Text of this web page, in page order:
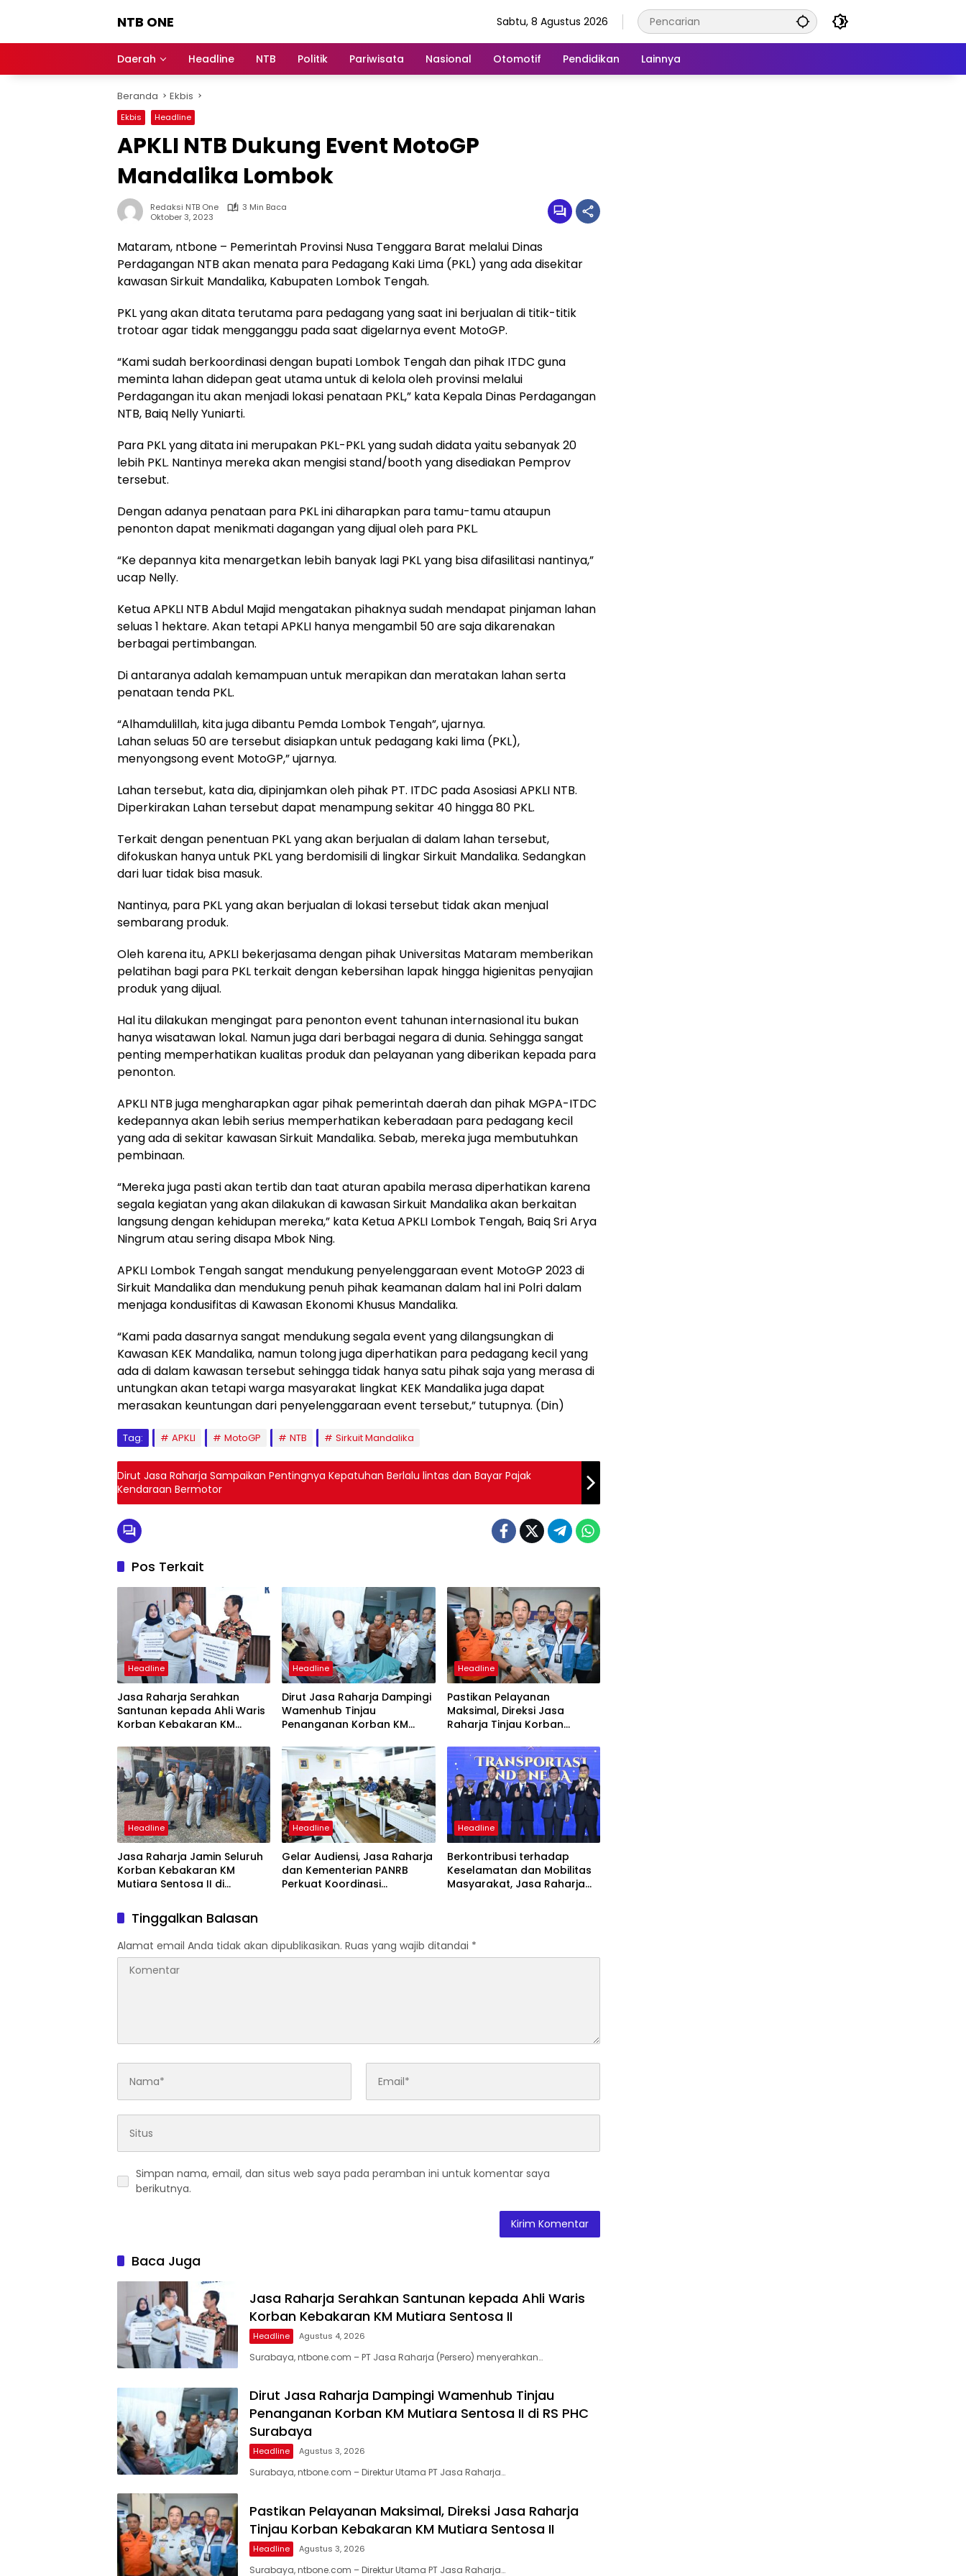
NTB ONE
dan
Berita
Lombok
Sabtu, 8 Agustus 2026
Daerah Headline NTB Politik Pariwisata Nasional Otomotif Pendidikan Lainnya
Beranda Ekbis
Ekbis Headline
APKLI NTB Dukung Event MotoGP
Mandalika Lombok
Redaksi NTB One
3 Min Baca
Oktober 3, 2023
Mataram, ntbone – Pemerintah Provinsi Nusa Tenggara Barat melalui Dinas
Perdagangan NTB akan menata para Pedagang Kaki Lima (PKL) yang ada disekitar
kawasan Sirkuit Mandalika, Kabupaten Lombok Tengah.
PKL yang akan ditata terutama para pedagang yang saat ini berjualan di titik-titik
trotoar agar tidak mengganggu pada saat digelarnya event MotoGP.
“Kami sudah berkoordinasi dengan bupati Lombok Tengah dan pihak ITDC guna
meminta lahan didepan geat utama untuk di kelola oleh provinsi melalui
Perdagangan itu akan menjadi lokasi penataan PKL,” kata Kepala Dinas Perdagangan
NTB, Baiq Nelly Yuniarti.
Para PKL yang ditata ini merupakan PKL-PKL yang sudah didata yaitu sebanyak 20
lebih PKL. Nantinya mereka akan mengisi stand/booth yang disediakan Pemprov
tersebut.
Dengan adanya penataan para PKL ini diharapkan para tamu-tamu ataupun
penonton dapat menikmati dagangan yang dijual oleh para PKL.
“Ke depannya kita menargetkan lebih banyak lagi PKL yang bisa difasilitasi nantinya,”
ucap Nelly.
Ketua APKLI NTB Abdul Majid mengatakan pihaknya sudah mendapat pinjaman lahan
seluas 1 hektare. Akan tetapi APKLI hanya mengambil 50 are saja dikarenakan
berbagai pertimbangan.
Di antaranya adalah kemampuan untuk merapikan dan meratakan lahan serta
penataan tenda PKL.
“Alhamdulillah, kita juga dibantu Pemda Lombok Tengah”, ujarnya.
Lahan seluas 50 are tersebut disiapkan untuk pedagang kaki lima (PKL),
menyongsong event MotoGP,” ujarnya.
Lahan tersebut, kata dia, dipinjamkan oleh pihak PT. ITDC pada Asosiasi APKLI NTB.
Diperkirakan Lahan tersebut dapat menampung sekitar 40 hingga 80 PKL.
Terkait dengan penentuan PKL yang akan berjualan di dalam lahan tersebut,
difokuskan hanya untuk PKL yang berdomisili di lingkar Sirkuit Mandalika. Sedangkan
dari luar tidak bisa masuk.
Nantinya, para PKL yang akan berjualan di lokasi tersebut tidak akan menjual
sembarang produk.
Oleh karena itu, APKLI bekerjasama dengan pihak Universitas Mataram memberikan
pelatihan bagi para PKL terkait dengan kebersihan lapak hingga higienitas penyajian
produk yang dijual.
Hal itu dilakukan mengingat para penonton event tahunan internasional itu bukan
hanya wisatawan lokal. Namun juga dari berbagai negara di dunia. Sehingga sangat
penting memperhatikan kualitas produk dan pelayanan yang diberikan kepada para
penonton.
APKLI NTB juga mengharapkan agar pihak pemerintah daerah dan pihak MGPA-ITDC
kedepannya akan lebih serius memperhatikan keberadaan para pedagang kecil
yang ada di sekitar kawasan Sirkuit Mandalika. Sebab, mereka juga membutuhkan
pembinaan.
“Mereka juga pasti akan tertib dan taat aturan apabila merasa diperhatikan karena
segala kegiatan yang akan dilakukan di kawasan Sirkuit Mandalika akan berkaitan
langsung dengan kehidupan mereka,” kata Ketua APKLI Lombok Tengah, Baiq Sri Arya
Ningrum atau sering disapa Mbok Ning.
APKLI Lombok Tengah sangat mendukung penyelenggaraan event MotoGP 2023 di
Sirkuit Mandalika dan mendukung penuh pihak keamanan dalam hal ini Polri dalam
menjaga kondusifitas di Kawasan Ekonomi Khusus Mandalika.
“Kami pada dasarnya sangat mendukung segala event yang dilangsungkan di
Kawasan KEK Mandalika, namun tolong juga diperhatikan para pedagang kecil yang
ada di dalam kawasan tersebut sehingga tidak hanya satu pihak saja yang merasa di
untungkan akan tetapi warga masyarakat lingkat KEK Mandalika juga dapat
merasakan keuntungan dari penyelenggaraan event tersebut,” tutupnya. (Din)
Tag: APKLI MotoGP NTB Sirkuit Mandalika
Dirut Jasa Raharja Sampaikan Pentingnya Kepatuhan Berlalu lintas dan Bayar Pajak
Kendaraan Bermotor
Pos Terkait
Headline
Jasa Raharja Serahkan
Santunan kepada Ahli Waris
Korban Kebakaran KM
Headline
Dirut Jasa Raharja Dampingi
Wamenhub Tinjau
Penanganan Korban KM
Surabaya
Headline
Pastikan Pelayanan
Maksimal, Direksi Jasa
Raharja Tinjau Korban
Sentosa II
Headline
Jasa Raharja Jamin Seluruh
Korban Kebakaran KM
Mutiara Sentosa II di
Headline
Gelar Audiensi, Jasa Raharja
dan Kementerian PANRB
Perkuat Koordinasi
Headline
Berkontribusi terhadap
Keselamatan dan Mobilitas
Masyarakat, Jasa Raharja
Tinggalkan Balasan
Alamat email Anda tidak akan dipublikasikan. Ruas yang wajib ditandai *
Simpan nama, email, dan situs web saya pada peramban ini untuk komentar saya
berikutnya.
Baca Juga
Jasa Raharja Serahkan Santunan kepada Ahli Waris
Korban Kebakaran KM Mutiara Sentosa II
Headline Agustus 4, 2026
Surabaya, ntbone.com – PT Jasa Raharja (Persero) menyerahkan…
Dirut Jasa Raharja Dampingi Wamenhub Tinjau
Penanganan Korban KM Mutiara Sentosa II di RS PHC
Surabaya
Headline Agustus 3, 2026
Surabaya, ntbone.com – Direktur Utama PT Jasa Raharja…
Pastikan Pelayanan Maksimal, Direksi Jasa Raharja
Tinjau Korban Kebakaran KM Mutiara Sentosa II
Headline Agustus 3, 2026
Surabaya, ntbone.com – Direktur Utama PT Jasa Raharja…